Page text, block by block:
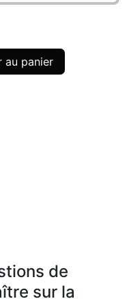
au panier
de
sur la